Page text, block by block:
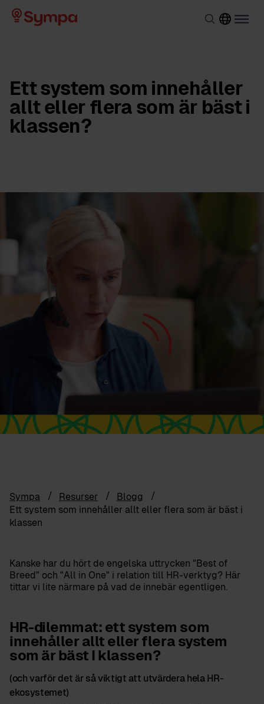
Ett system som innehåller
allt eller flera som är bäst i
klassen?
Sympa Resurser
Blogg
Ett system som innehåller allt eller flera som är bäst i
klassen
Kanske har du hört de engelska uttrycken "Best of
Breed" och "All in One" i relation till HR-verktyg? Här
tittar vi lite närmare på vad de innebär egentligen.
HR-dilemmat: ett system som
innehåller allt eller flera system
som är bäst I klassen?
(och varför det är så viktigt att utvärdera hela HR-
ekosystemet)